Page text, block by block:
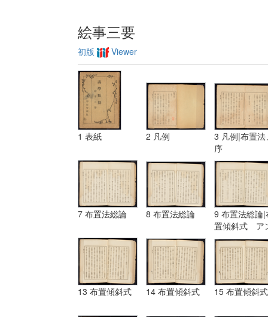
絵事三要
初版 Viewer
1 表紙 2 凡例
3 凡例|布置法
序
7 布置法総論 8 布置法総論
9 布置法総論|
置傾斜式 ア
ギュラール、
ムポシシヨン
13 布置傾斜式 14 布置傾斜式 15 布置傾斜式